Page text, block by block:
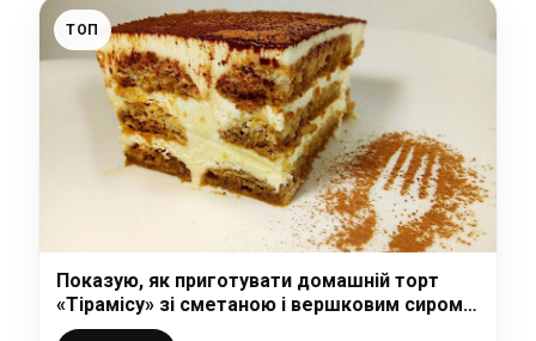
ТОП
Показую, як приготувати домашній торт
«Тірамісу» зі сметаною і вершковим сиром:
неймовірна смакота, яка сподобається всім